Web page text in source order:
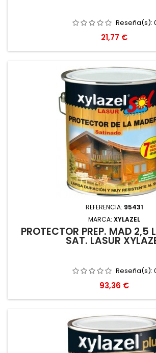
Reseña(s):
Precio
21,77 €
REFERENCIA: 95431
MARCA: XYLAZEL
PROTECTOR PREP. MAD 2,5
SAT. LASUR
Reseña(s):
Precio
93,36 €